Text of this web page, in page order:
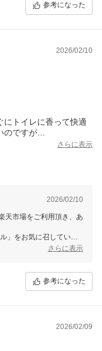
空気でお過ごし頂けまし
参考になった
2026/02/10
にトイレに香って快適
のですが…
さらに表示
2026/02/10
天市場をご利用頂き、あ
」をお気に召していた
た環境にも身体にも優し
長時間の香りの持続性は
さらに表示
参考になった
2026/02/09